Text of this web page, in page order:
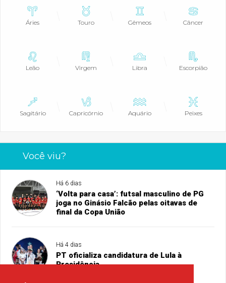
Áries Touro Gêmeos Câncer
Leão Virgem Libra Escorpião
Sagitário Capricórnio Aquário Peixes
Você viu?
Há 6 dias
‘Volta para casa’: futsal masculino de PG
joga no Ginásio Falcão pelas oitavas de
final da Copa União
Há 4 dias
PT oficializa candidatura de Lula à
Presidência